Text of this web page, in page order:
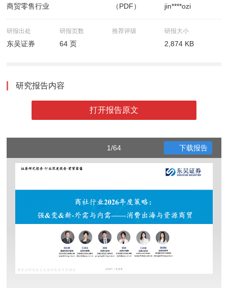
商贸零售行业 （PDF） jin****ozi
研报出处
东吴证券
研报页数
64 页
推荐评级 研报大小
2,874 KB
研究报告内容
打开报告原文
1/64 下载报告